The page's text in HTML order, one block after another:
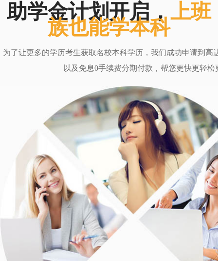
助学金计划开启，上班
族也能学本科
为了让更多的学历考生获取名校本科学历，我们成功申请到高
以及免息0手续费分期付款，帮您更快更轻松